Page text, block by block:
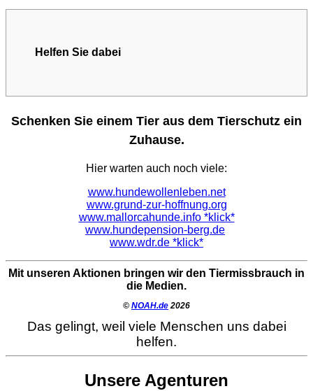
Helfen Sie dabei
Schenken Sie einem Tier aus dem Tierschutz ein
Zuhause.
Hier warten auch noch viele:
www.hundewollenleben.net
www.grund-zur-hoffnung.org
www.mallorcahunde.info *klick*
www.hundepension-berg.de
www.wdr.de *klick*
Mit unseren Aktionen bringen wir den Tiermissbrauch in
die Medien.
© NOAH.de 2026
Das gelingt, weil viele Menschen uns dabei
helfen.
Unsere Agenturen